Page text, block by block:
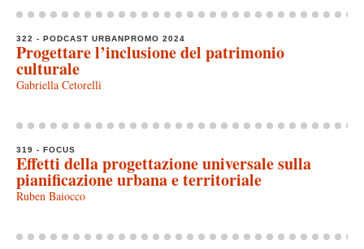
322 - PODCAST URBANPROMO 2024
Progettare l’inclusione del patrimonio
culturale
Gabriella Cetorelli
319 - FOCUS
Effetti della progettazione universale sulla
pianificazione urbana e territoriale
Ruben Baiocco